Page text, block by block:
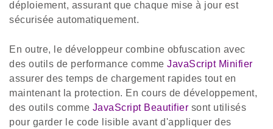
déploiement, assurant que chaque mise à jour est
sécurisée automatiquement.
En outre, le développeur combine obfuscation avec
des outils de performance comme JavaScript Minifier
assurer des temps de chargement rapides tout en
maintenant la protection. En cours de développement,
des outils comme JavaScript Beautifier sont utilisés
pour garder le code lisible avant d'appliquer des